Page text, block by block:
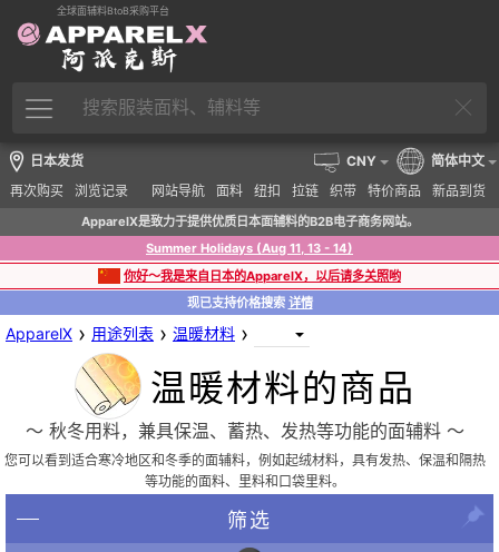
全球面辅料BtoB采购平台
日本发货
再次购买
浏览记录 网站导航 面料 纽扣 拉链 织带 特价商品 新品到货
CNY 简体中文
ApparelX是致力于提供优质日本面辅料的B2B电子商务网站。
Summer Holidays (Aug 11, 13 - 14)
你好～我是来自日本的ApparelX，以后请多关照哟
现已支持价格搜索 详情
ApparelX › 用途列表 › 温暖材料 ›
温暖材料的商品
〜 秋冬用料，兼具保温、蓄热、发热等功能的面辅料 〜
您可以看到适合寒冷地区和冬季的面辅料，例如起绒材料，具有发热、保温和隔热
等功能的面料、里料和口袋里料。
筛选